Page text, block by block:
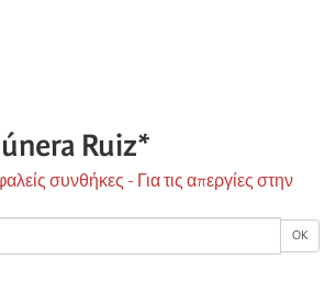
OK
Ruiz*
συνθήκες - Για τις απεργίες στην